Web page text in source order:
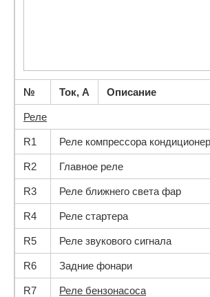
№ Ток, А Описание
Реле
R1 Реле компрессора
R2 Главное реле
R3 Реле ближнего света фар
R4 Реле стартера
R5 Реле звукового сигнала
R6 Задние фонари
R7 Реле бензонасоса